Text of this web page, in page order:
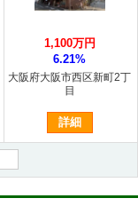
大阪府大阪市西区新町2丁
目
1,100万円
6.21%
詳細